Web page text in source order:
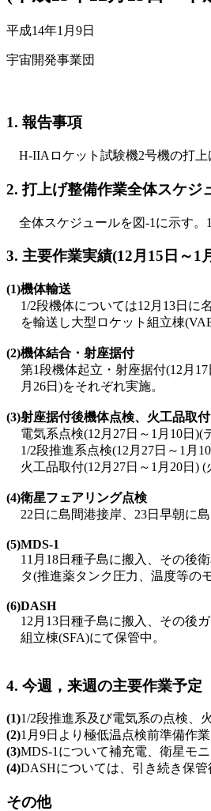
平成14年1月9日
宇宙開発事業団
1. 報告事項
H-IIAロケット試験機2号機の打上
2. 打上げ整備作業全体スケジ
全体スケジュールを図-1に示す。
3. 主要作業実績(12月15日～1
(1)機体輸送
1/2段機体については12月13日に
を輸送し大型ロケット組立棟
(2)機体結合・射座据付
第1段機体起立・射座据付(12月
月26日)をそれぞれ実施。
(3)射座据付後機体点検、火工品取付
電気系点検(12月27日～1月10日
1/2段推進系点検(12月27日～1月
火工品取付(12月27日～1月20日)
(4)衛星フェアリング点検
22日に島間港接岸、23日早朝に
(5)MDS-1
11月18日種子島に搬入、その後
タ(推進薬タンク圧力、温度等の
(6)DASH
12月13日種子島に搬入、その後
組立棟(SFA)にて保管中。
4. 今週，来週の主要作業予定
(1)1/2段推進系及び電気系の点検、
(2)1月9日より極低温点検前準備作
(3)MDS-1について補充電、衛星モ
(4)DASHについては、引き続き保管
その他